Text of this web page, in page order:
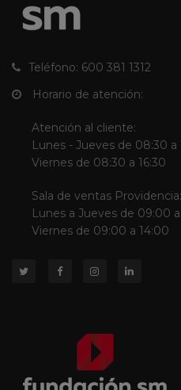
Teléfono: 600 381 1312
Horario de atención:
Atención al cliente:
Lunes - Jueves de 08:30 a
Viernes de 08:30 a 16:30
Sala de ventas Providencia:
Lunes a Jueves de 09:00
Viernes de 09:00 a 14:00